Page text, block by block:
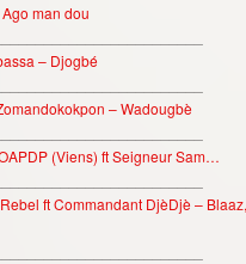
man dou
– Djogbé
– Wadougbè
(Viens) ft Seigneur Sam…
ft Commandant DjèDjè – Blaaz,